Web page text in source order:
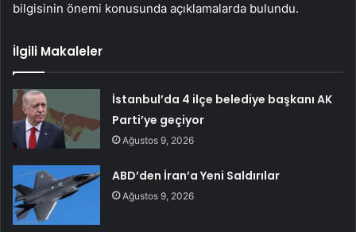
bilgisinin önemi konusunda açıklamalarda bulundu.
İlgili Makaleler
İstanbul’da 4 ilçe belediye başkanı AK
Parti’ye geçiyor
Ağustos 9, 2026
ABD’den İran’a Yeni Saldırılar
Ağustos 9, 2026